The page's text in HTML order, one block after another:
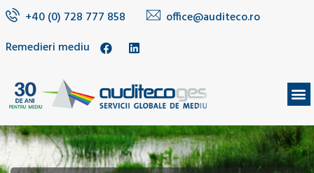
+40 (0) 728 777 858
office@auditeco.ro
Remedieri mediu